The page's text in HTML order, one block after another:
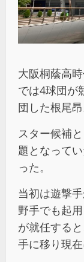
大阪桐蔭高
では4球団が
団した根尾昂
スター候補
題となって
った。
当初は遊撃
野手でも起
が就任する
手に移り現在